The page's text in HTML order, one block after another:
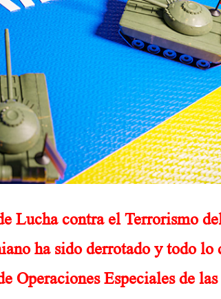
Lucha contra el Terrorismo
ha sido derrotado y todo lo
Operaciones Especiales de las